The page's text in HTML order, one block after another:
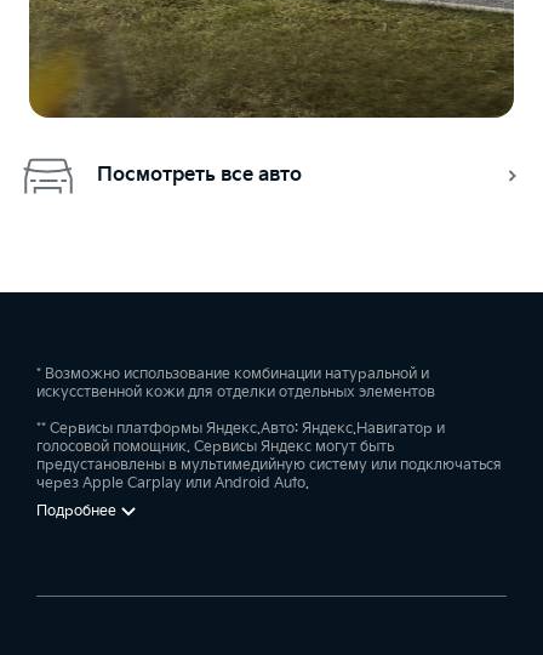
Посмотреть все авто
* Возможно использование комбинации натуральной и
искусственной кожи для отделки отдельных элементов
** Сервисы платформы Яндекс.Авто: Яндекс.Навигатор и
голосовой помощник. Сервисы Яндекс могут быть
предустановлены в мультимедийную систему или подключаться
через Apple Carplay или Android Auto.
Подробнее